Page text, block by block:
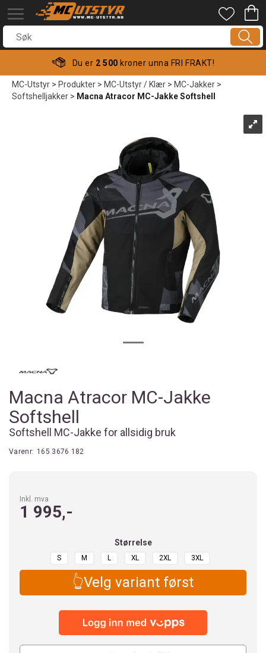
Du er 2 500 kroner unna FRI FRAKT!
MC-Utstyr>Produkter>MC-Utstyr / Klær>MC-Jakker>
Softshelljakker> Macna Atracor MC-Jakke Softshell
Macna Atracor MC-Jakke
Softshell
Softshell MC-Jakke for allsidig bruk
Varenr: 165 3676 182
Inkl. mva
1 995,-
Størrelse
S M L XL 2XL 3XL
👆Velg variant først